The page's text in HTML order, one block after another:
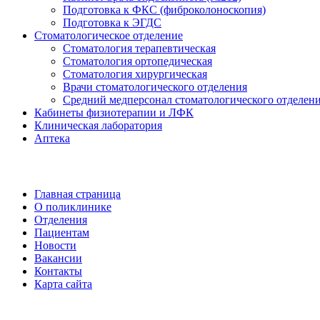
Подготовка к ФКС (фиброколоноскопия)
Подготовка к ЭГДС
Стоматологическое отделение
Стоматология терапевтическая
Стоматология ортопедическая
Стоматология хирургическая
Врачи стоматологического отделения
Средний медперсонал стоматологического
Кабинеты физиотерапии и ЛФК
Клиническая лаборатория
Аптека
Главная страница
О поликлинике
Отделения
Пациентам
Новости
Вакансии
Контакты
Карта сайта